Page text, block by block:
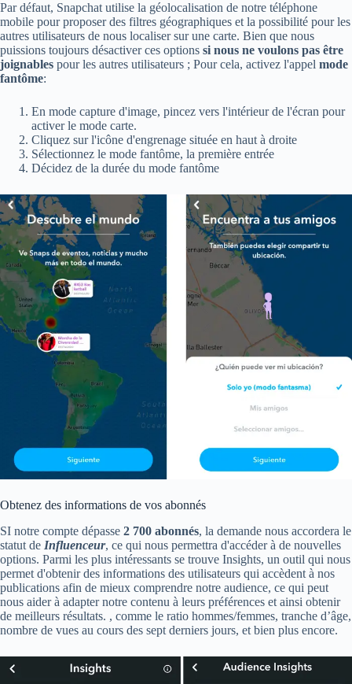
Par défaut, Snapchat utilise la géolocalisation de notre téléphone
mobile pour proposer des filtres géographiques et la possibilité pour les
autres utilisateurs de nous localiser sur une carte. Bien que nous
puissions toujours désactiver ces options si nous ne voulons pas être
joignables pour les autres utilisateurs ; Pour cela, activez l'appel mode
fantôme:
En mode capture d'image, pincez vers l'intérieur de l'écran pour
activer le mode carte.
Cliquez sur l'icône d'engrenage située en haut à droite
Sélectionnez le mode fantôme, la première entrée
Décidez de la durée du mode fantôme
Obtenez des informations de vos abonnés
SI notre compte dépasse 2 700 abonnés, la demande nous accordera le
statut de Influenceur, ce qui nous permettra d'accéder à de nouvelles
options. Parmi les plus intéressants se trouve Insights, un outil qui nous
permet d'obtenir des informations des utilisateurs qui accèdent à nos
publications afin de mieux comprendre notre audience, ce qui peut
nous aider à adapter notre contenu à leurs préférences et ainsi obtenir
de meilleurs résultats. , comme le ratio hommes/femmes, tranche d’âge,
nombre de vues au cours des sept derniers jours, et bien plus encore.